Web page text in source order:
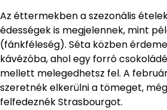
Az éttermekben a szezonális
édességek is megjelennek, mint
(fánkféleség). Séta közben
kávézóba, ahol egy forró
mellett melegedhetsz fel. A
szeretnék elkerülni a tömeget,
felfedeznék Strasbourgot.